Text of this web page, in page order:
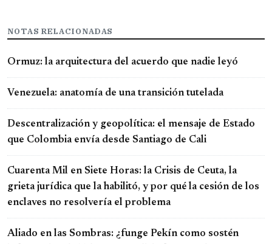
NOTAS RELACIONADAS
Ormuz: la arquitectura del acuerdo que nadie leyó
Venezuela: anatomía de una transición tutelada
Descentralización y geopolítica: el mensaje de Estado
que Colombia envía desde Santiago de Cali
Cuarenta Mil en Siete Horas: la Crisis de Ceuta, la
grieta jurídica que la habilitó, y por qué la cesión de los
enclaves no resolvería el problema
Aliado en las Sombras: ¿funge Pekín como sostén